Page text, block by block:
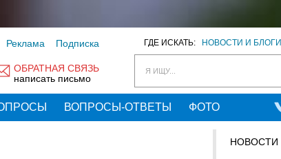
ГДЕ ИСКАТЬ: НОВОСТИ И БЛОГИ
Я ИЩУ...
Реклама Подписка
ОБРАТНАЯ СВЯЗЬ
написать письмо
ВОПРОСЫ-ОТВЕТЫ ФОТО
НОВОСТИ